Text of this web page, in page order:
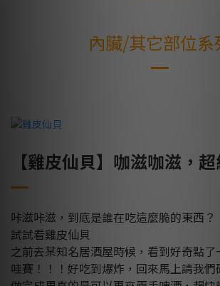
內臟/其它部位系
【雞皮仙貝】咖滋咖滋，
咔滋咔滋，到底是誰在吃這麼脆的東西？
試試看雞皮仙貝
之前去某知名居酒屋時候，看到好奇點了
哇賽！！！好吃到爆炸，回來馬上請我